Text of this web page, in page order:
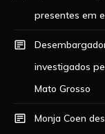
presentes em
investigados
Mato Grosso
Monja Coen